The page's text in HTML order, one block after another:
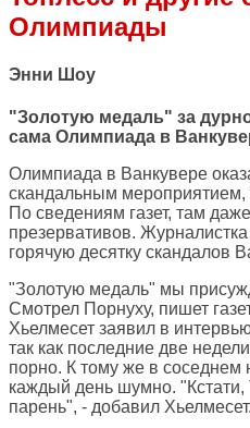
Олимпиады
Энни Шоу
"Золотую медаль" за
сама Олимпиада в
Олимпиада в Ванкувере
скандальным мероприятием,
По сведениям газет, там
презервативов.
горячую десятку скандалов
"Золотую медаль" мы
Смотрел Порнуху, пишет
Хьелмесет заявил в
так как последние две
порно. К тому же в соседнем
каждый день шумно. "Кстати,
парень", - добавил Хьелмесет.